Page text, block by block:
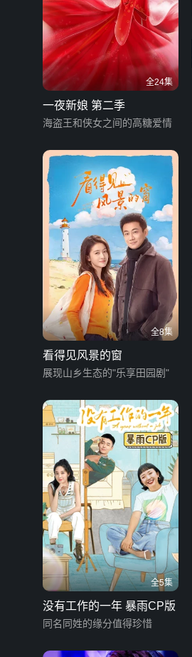
全24集
一夜新娘 第二季
海盗王和侠女之间的高糖爱情
全8集
看得见风景的窗
展现山乡生态的"乐享田园剧"
全5集
没有工作的一年 暴雨CP版
同名同姓的缘分值得珍惜